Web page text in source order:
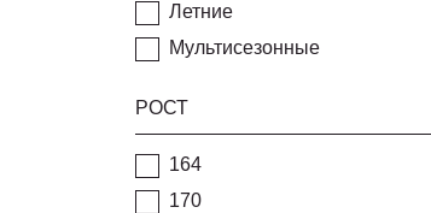
Летние
Мультисезонные
РОСТ
164
170